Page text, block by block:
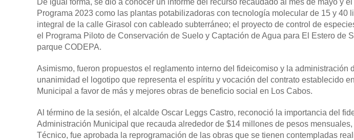
De igual forma, se dio a conocer un informe del recurso recaudado al mes de mayo y
Programa 2023 como las plantas potabilizadoras con tecnología molecular de 15 y 40
integral de la calle Girasol con cableado subterráneo; el proyecto de control de
el Programa Piloto de Conservación de Suelo y Captación de Agua para El Estero de
parque CODEPA.
Asimismo, fueron propuestos el reglamento interno del fideicomiso y la administración
unanimidad el logotipo que representa el espíritu y vocación del contrato establecido
Municipal a favor de más y mejores obras de beneficio social en Los Cabos.
Al término de la sesión, el alcalde Oscar Leggs Castro, reconoció la importancia del
Administración Municipal que recauda alrededor de $14 millones de pesos
Técnico, fue aprobada la reprogramación de las obras que se tienen contempladas